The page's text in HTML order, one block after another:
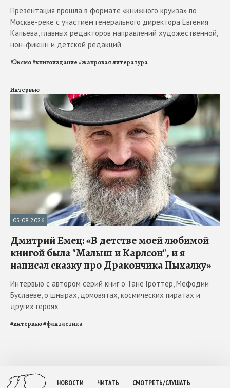
Презентация прошла в формате «книжного круиза» по
Москве-реке с участием генерального директора Евгения
Капьева, главных редакторов направлений художественной,
нон-фикшн и детской редакций
#Эксмо#книгоиздание#жанровая литература
Интервью
05.08.2026
Дмитрий Емец: «В детстве моей любимой
книгой была "Малыш и Карлсон", и я
написал сказку про Дракончика Пыхалку»
Интервью с автором серий книг о Тане Гроттер, Мефодии
Буслаеве, о шнырах, домовятах, космических пиратах и
других героях
#интервью#фантастика
НОВОСТИ ЧИТАТЬ
СМОТРЕТЬ/СЛУШАТЬ